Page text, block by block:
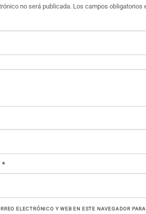
no será publicada. Los campos obligatorios
*
ELECTRÓNICO Y WEB EN ESTE NAVEGADOR